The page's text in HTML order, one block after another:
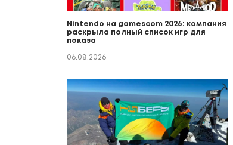
Nintendo на gamescom 2026: компания
раскрыла полный список игр для
показа
06.08.2026